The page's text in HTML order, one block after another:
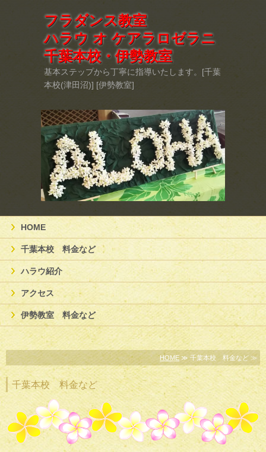
フラダンス教室
ハラウ オ ケアラロゼラニ
千葉本校・伊勢教室
基本ステップから丁寧に指導いたします。[千葉
本校(津田沼)] [伊勢教室]
HOME
千葉本校 料金など
ハラウ紹介
アクセス
伊勢教室 料金など
HOME ≫ 千葉本校 料金など ≫
千葉本校 料金など